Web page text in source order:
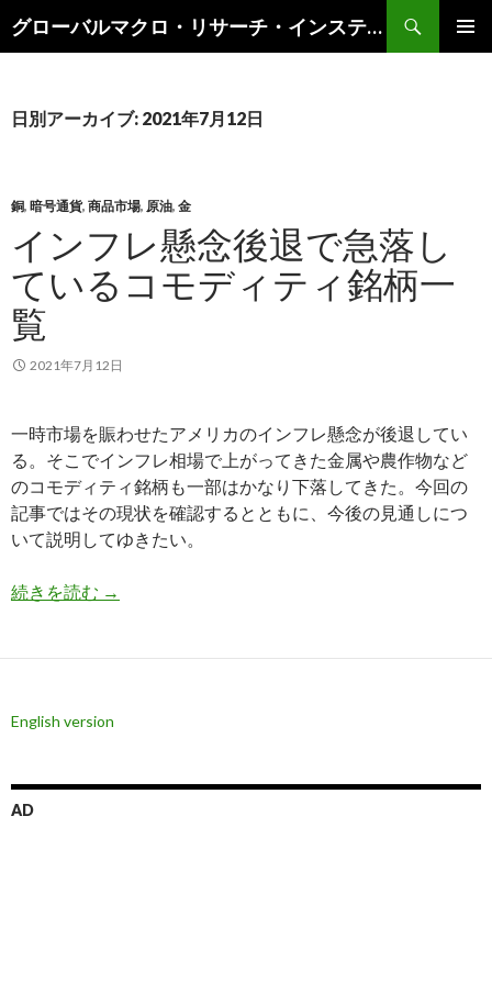
グローバルマクロ・リサーチ・インスティテュート
索
ン
キ
プ
日別アーカイブ: 2021年7月12日
銅, 暗号通貨, 商品市場, 原油, 金
インフレ懸念後退で急落し
ているコモディティ銘柄一
覧
2021年7月12日
一時市場を賑わせたアメリカのインフレ懸念が後退してい
る。そこでインフレ相場で上がってきた金属や農作物など
のコモディティ銘柄も一部はかなり下落してきた。今回の
記事ではその現状を確認するとともに、今後の見通しにつ
いて説明してゆきたい。
続きを読む インフレ懸念後退で急落しているコモディティ
→
English version
AD